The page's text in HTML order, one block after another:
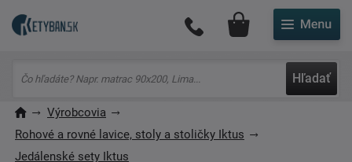
Hľadať
Môj účet
Výrobcovia
Rohové a rovné lavice, stoly a stoličky Iktus
Jedálenské sety Iktus